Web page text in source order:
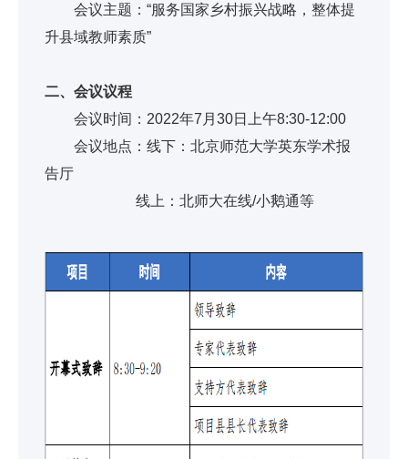
会议主题：“服务国家乡村振兴战略，整体提
升县域教师素质”
二、会议议程
会议时间：2022年7月30日上午8:30-12:00
会议地点：线下：北京师范大学英东学术报
告厅
线上：北师大在线/小鹅通等